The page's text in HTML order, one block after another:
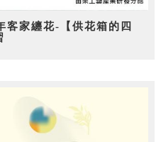
客家纏花-【供花箱的四